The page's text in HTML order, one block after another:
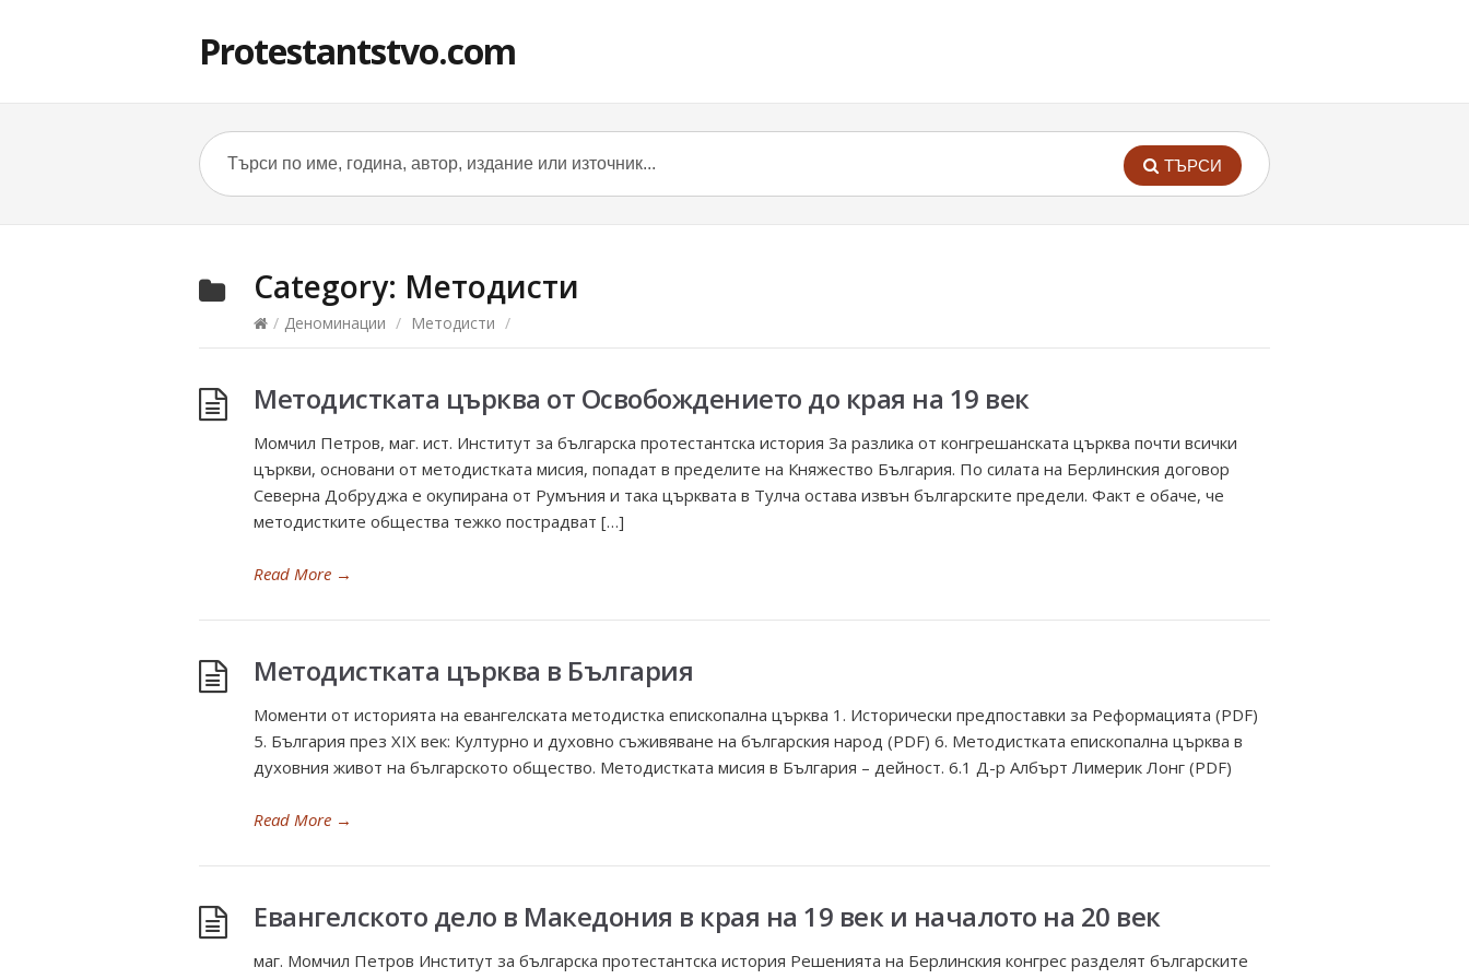
Protestantstvo.com
ТЪРСИ
Category: Методисти
/ Деноминации / Методисти /
Методистката църква от Освобождението до края на 19 век
Момчил Петров, маг. ист. Институт за българска протестантска история За разлика от конгрешанската църква почти всички
църкви, основани от методистката мисия, попадат в пределите на Княжество България. По силата на Берлинския договор
Северна Добруджа е окупирана от Румъния и така църквата в Тулча остава извън българските предели. Факт е обаче, че
методистките общества тежко пострадват […]
Read More →
Методистката църква в България
Моменти от историята на евангелската методистка епископална църква 1. Исторически предпоставки за Реформацията (PDF)
5. България през XIX век: Културно и духовно съживяване на българския народ (PDF) 6. Методистката епископална църква в
духовния живот на българското общество. Методистката мисия в България – дейност. 6.1 Д-р Албърт Лимерик Лонг (PDF)
Read More →
Евангелското дело в Македония в края на 19 век и началото на 20 век
маг. Момчил Петров Институт за българска протестантска история Решенията на Берлинския конгрес разделят българските